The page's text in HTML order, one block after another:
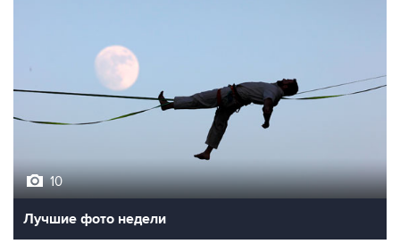
10
Лучшие фото недели